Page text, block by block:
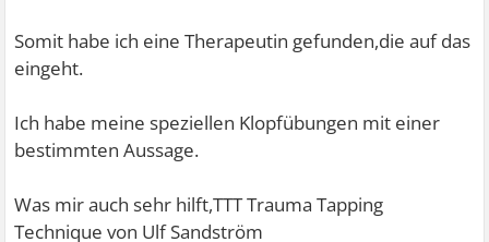
Somit habe ich eine Therapeutin gefunden,die auf das
eingeht.
Ich habe meine speziellen Klopfübungen mit einer
bestimmten Aussage.
Was mir auch sehr hilft,TTT Trauma Tapping
Technique von Ulf Sandström